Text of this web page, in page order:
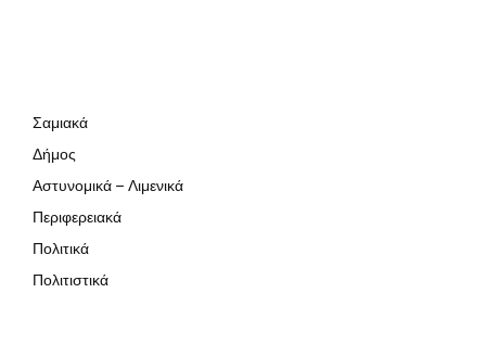
Σαμιακά
Δήμος
Αστυνομικά – Λιμενικά
Περιφερειακά
Πολιτικά
Πολιτιστικά